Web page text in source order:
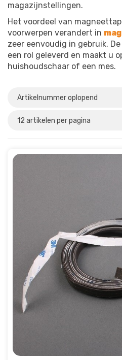
magazijnstellingen.
Het voordeel van
voorwerpen verandert in
zeer eenvoudig in gebruik.
een rol geleverd en maakt u
huishoudschaar of een mes.